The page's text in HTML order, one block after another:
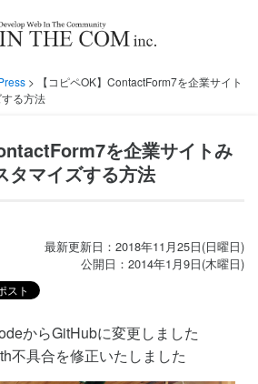
ラン内容・料金
制作実績
会社概要
よくあるご質問
お問い合わせ
> 【コピペOK】ContactForm7を企業サイト
る方法
を企業サイトみ
タマイズする方法
最新更新日：2018年11月25日(日曜日)
公開日：2014年1月9日(木曜日)
からGitHubに変更しました
不具合を修正いたしました